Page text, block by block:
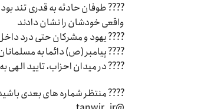
???? طوفان حادثه به قدری تند
واقعی خودشان را نشان دادند
???? یهود و مشرکان حتی درد
???? پیامبر (ص) دائما به
???? در میدان احزاب، تایید
???? منتظر شماره های بعدی